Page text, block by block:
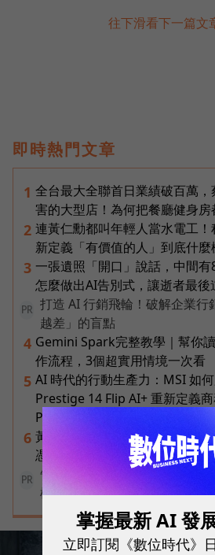
往下滑看下一篇文
即時熱門文章
1 全台最大全聯首日業績破百萬
害的大型店！為何把餐廳健身房
2 連黃仁勳都叫年輕人當水電工
新定義「有價值的人」到底什麼
3 一張遺照「開口」說話，中間
怎麼做出AI告別式，讓逝者最後
PR
打造 AI 行銷飛輪！破解企業行
越差」的盲點
4 Gemini Spark完整教學｜幫你
作流程，3個超實用情境一次看
5 AI 時代的行動生產力：MSI 如
Prestige 14 Flip AI+ 重新定義
PC？
6 黃仁勳兆元宴永遠站最後一排！
憑什麼讓台達電被市場重新定價
PR
告別極速迷思！台灣大哥大奪
標準
掌握最新 AI 發
立即訂閱《數位時代》